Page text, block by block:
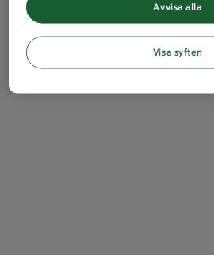
Avvisa alla
Visa syften